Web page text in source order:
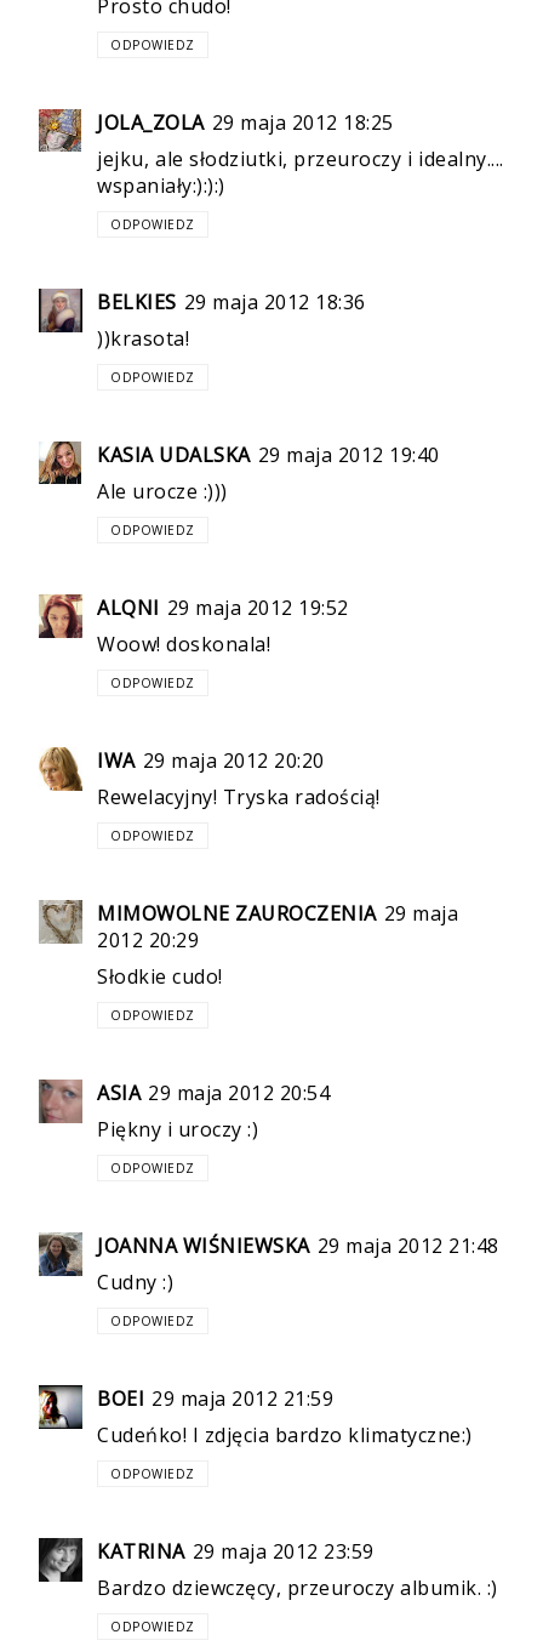
Prosto chudo!
ODPOWIEDZ
JOLA_ZOLA 29 maja 2012 18:25
jejku, ale słodziutki, przeuroczy i idealny....
wspaniały:):):)
ODPOWIEDZ
BELKIES 29 maja 2012 18:36
))krasota!
ODPOWIEDZ
KASIA UDALSKA 29 maja 2012 19:40
Ale urocze :)))
ODPOWIEDZ
ALQNI 29 maja 2012 19:52
Woow! doskonala!
ODPOWIEDZ
IWA 29 maja 2012 20:20
Rewelacyjny! Tryska radością!
ODPOWIEDZ
MIMOWOLNE ZAUROCZENIA 29 maja
2012 20:29
Słodkie cudo!
ODPOWIEDZ
ASIA 29 maja 2012 20:54
Piękny i uroczy :)
ODPOWIEDZ
JOANNA WIŚNIEWSKA 29 maja 2012 21:48
Cudny :)
ODPOWIEDZ
BOEI 29 maja 2012 21:59
Cudeńko! I zdjęcia bardzo klimatyczne:)
ODPOWIEDZ
KATRINA 29 maja 2012 23:59
Bardzo dziewczęcy, przeuroczy albumik. :)
ODPOWIEDZ